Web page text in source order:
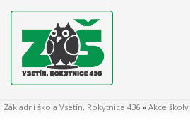
Základní škola Vsetín, Rokytnice 436 » Akce školy